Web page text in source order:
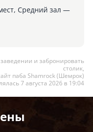
Средний зал —
и забронировать
столик,
паба Shamrock (Шемрок)
7 августа 2026 в 19:04